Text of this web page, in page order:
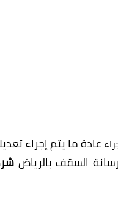
عادة ما يتم إجراء
السقف بالرياض